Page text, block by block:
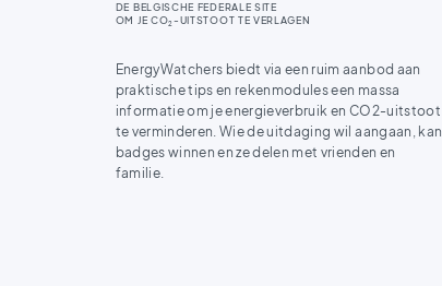
DE BELGISCHE FEDERALE SITE
OM JE CO2 -UITSTOOT TE VERLAGEN
EnergyWatchers biedt via een ruim aanbod aan
praktische tips en rekenmodules een massa
informatie om je energieverbruik en CO2-uitstoot
te verminderen. Wie de uitdaging wil aangaan, kan
badges winnen en ze delen met vrienden en
familie.